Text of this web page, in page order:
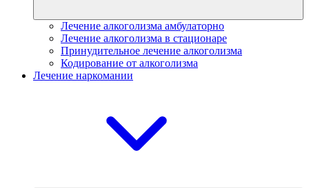
Лечение алкоголизма амбулаторно
Лечение алкоголизма в стационаре
Принудительное лечение алкоголизма
Кодирование от алкоголизма
Лечение наркомании